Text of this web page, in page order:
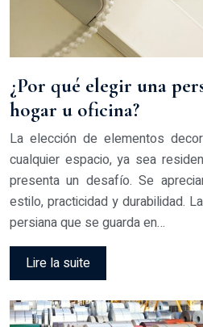
¿Por qué elegir una
hogar u oficina?
La elección de elementos
cualquier espacio, ya sea
presenta un desafío. Se
estilo, practicidad y durabilidad.
persiana que se guarda en…
Lire la suite